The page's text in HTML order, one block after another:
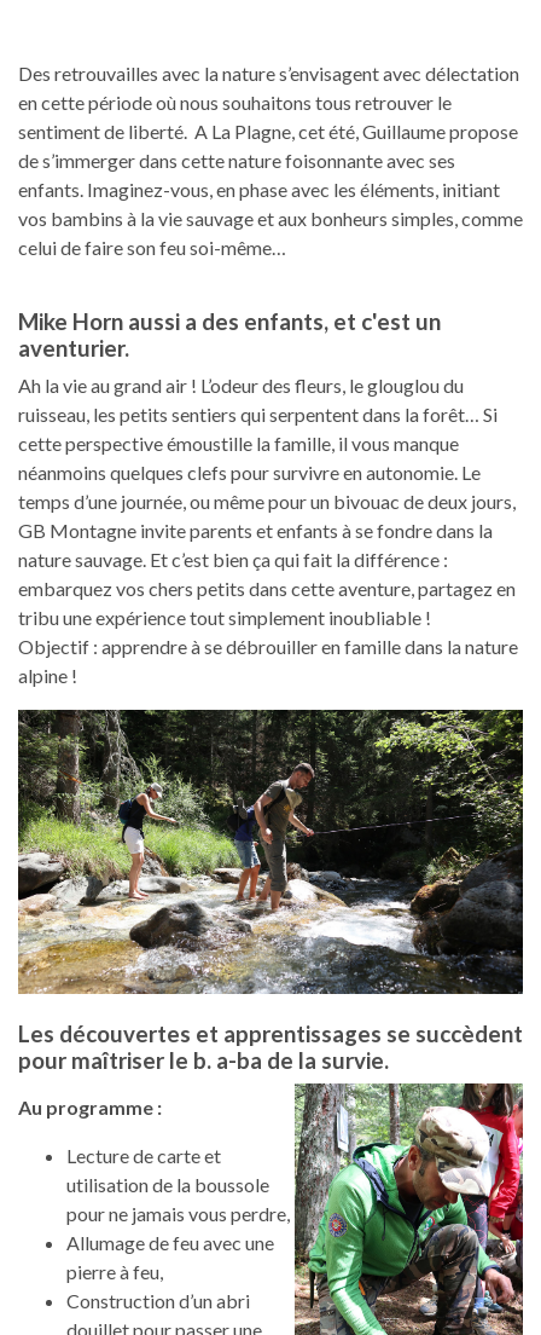
Des retrouvailles avec la nature s’envisagent avec délectation
en cette période où nous souhaitons tous retrouver le
sentiment de liberté. A La Plagne, cet été, Guillaume propose
de s’immerger dans cette nature foisonnante avec ses
enfants. Imaginez-vous, en phase avec les éléments, initiant
vos bambins à la vie sauvage et aux bonheurs simples, comme
celui de faire son feu soi-même…
Mike Horn aussi a des enfants, et c'est un
aventurier.
Ah la vie au grand air ! L’odeur des fleurs, le glouglou du
ruisseau, les petits sentiers qui serpentent dans la forêt… Si
cette perspective émoustille la famille, il vous manque
néanmoins quelques clefs pour survivre en autonomie. Le
temps d’une journée, ou même pour un bivouac de deux jours,
GB Montagne invite parents et enfants à se fondre dans la
nature sauvage. Et c’est bien ça qui fait la différence :
embarquez vos chers petits dans cette aventure, partagez en
tribu une expérience tout simplement inoubliable !
Objectif : apprendre à se débrouiller en famille dans la nature
alpine !
Les découvertes et apprentissages se succèdent
pour maîtriser le b. a-ba de la survie.
Au programme :
Lecture de carte et
utilisation de la boussole
pour ne jamais vous perdre,
Allumage de feu avec une
pierre à feu,
Construction d’un abri
douillet pour passer une